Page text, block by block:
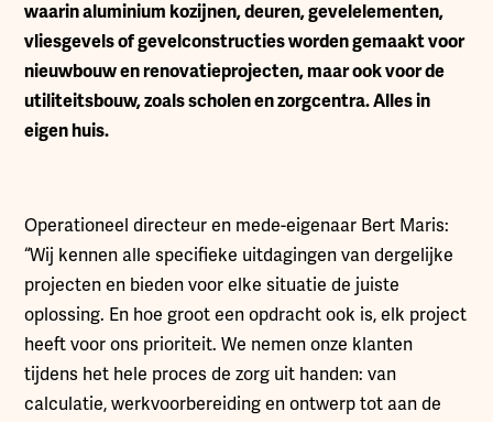
waarin aluminium kozijnen, deuren, gevelelementen,
vliesgevels of gevelconstructies worden gemaakt voor
nieuwbouw en renovatieprojecten, maar ook voor de
utiliteitsbouw, zoals scholen en zorgcentra. Alles in
eigen huis.
Operationeel directeur en mede-eigenaar Bert Maris:
“Wij kennen alle specifieke uitdagingen van dergelijke
projecten en bieden voor elke situatie de juiste
oplossing. En hoe groot een opdracht ook is, elk project
heeft voor ons prioriteit. We nemen onze klanten
tijdens het hele proces de zorg uit handen: van
calculatie, werkvoorbereiding en ontwerp tot aan de